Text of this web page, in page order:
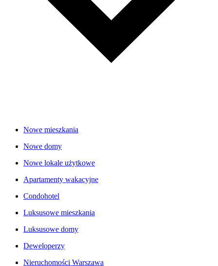
Nowe mieszkania
Nowe domy
Nowe lokale użytkowe
Apartamenty wakacyjne
Condohotel
Luksusowe mieszkania
Luksusowe domy
Deweloperzy
Nieruchomości Warszawa